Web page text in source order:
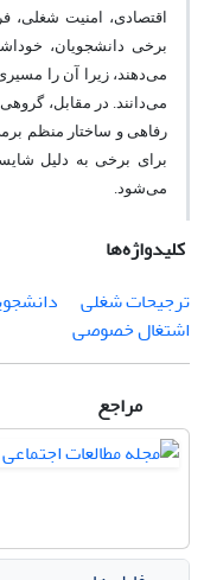
اقتصادی، امنیت
برخی دانشجویان،
می‌دهند، زیرا آن را
می‌دانند. در مقابل،
رفاهی و ساختار منظم
برای برخی به دلیل
می‌شود.
کلیدواژه‌ها
ترجیحات شغلی
اشتغال خصوصی
مراجع